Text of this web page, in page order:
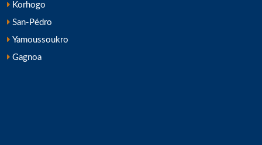
Korhogo
San-Pédro
Yamoussoukro
Gagnoa